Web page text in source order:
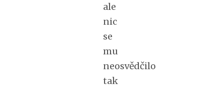
ale
nic
se
mu
neosvědčilo
tak